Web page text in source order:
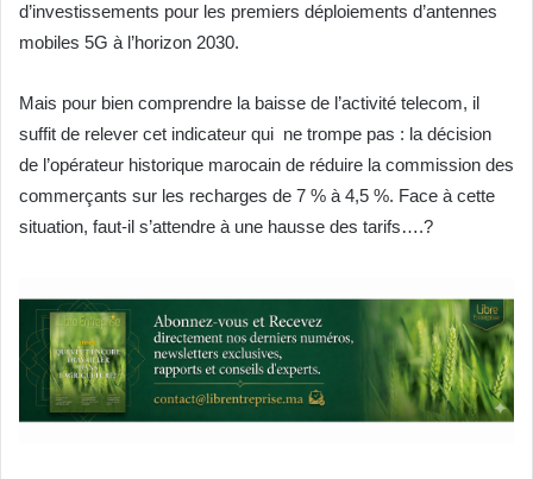
d’investissements pour les premiers déploiements d’antennes
mobiles 5G à l’horizon 2030.
Mais pour bien comprendre la baisse de l’activité telecom, il
suffit de relever cet indicateur qui ne trompe pas : la décision
de l’opérateur historique marocain de réduire la commission des
commerçants sur les recharges de 7 % à 4,5 %. Face à cette
situation, faut-il s’attendre à une hausse des tarifs….?